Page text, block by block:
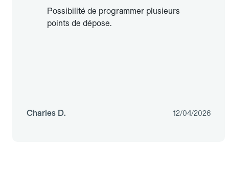
Possibilité de programmer plusieurs
points de dépose.
Charles D. 12/04/2026